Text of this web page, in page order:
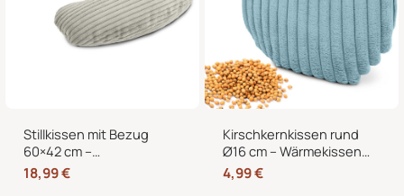
Stillkissen mit Bezug
60×42 cm –
Schwangerschaftskissen
& Seitenschläferkissen
18,99€
Kirschkernkissen rund
Ø16 cm – Wärmekissen
und Kältekissen mit 100
% Kirschkernen für
4,99€